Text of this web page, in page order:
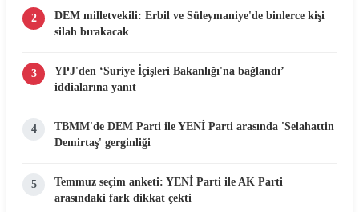
2
DEM milletvekili: Erbil ve Süleymaniye'de binlerce kişi
silah bırakacak
3
YPJ'den ‘Suriye İçişleri Bakanlığı'na bağlandı’
iddialarına yanıt
4
TBMM'de DEM Parti ile YENİ Parti arasında 'Selahattin
Demirtaş' gerginliği
5
Temmuz seçim anketi: YENİ Parti ile AK Parti
arasındaki fark dikkat çekti